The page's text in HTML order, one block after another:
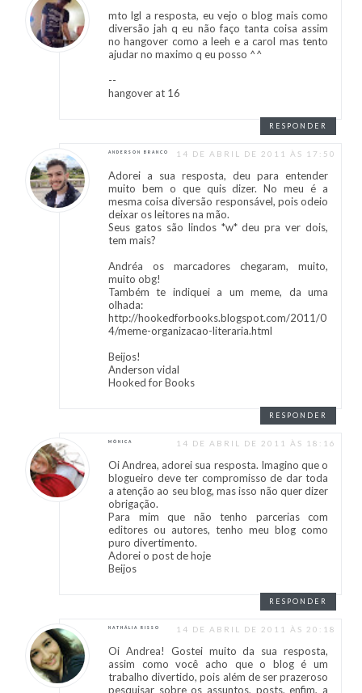
mto lgl a resposta, eu vejo o blog mais como
diversão jah q eu não faço tanta coisa assim
no hangover como a leeh e a carol mas tento
ajudar no maximo q eu posso ^^
--
hangover at 16
RESPONDER
ANDERSON BRANCO 14 DE ABRIL DE 2011 ÀS 17:50
Adorei a sua resposta, deu para entender
muito bem o que quis dizer. No meu é a
mesma coisa diversão responsável, pois odeio
deixar os leitores na mão.
Seus gatos são lindos *w* deu pra ver dois,
tem mais?
Andréa os marcadores chegaram, muito,
muito obg!
Também te indiquei a um meme, da uma
olhada:
http://hookedforbooks.blogspot.com/2011/0
4/meme-organizacao-literaria.html
Beijos!
Anderson vidal
Hooked for Books
RESPONDER
MÔNICA 14 DE ABRIL DE 2011 ÀS 18:16
Oi Andrea, adorei sua resposta. Imagino que o
blogueiro deve ter compromisso de dar toda
a atenção ao seu blog, mas isso não quer dizer
obrigação.
Para mim que não tenho parcerias com
editores ou autores, tenho meu blog como
puro divertimento.
Adorei o post de hoje
Beijos
RESPONDER
NATHÁLIA RISSO 14 DE ABRIL DE 2011 ÀS 20:18
Oi Andrea! Gostei muito da sua resposta,
assim como você acho que o blog é um
trabalho divertido, pois além de ser prazeroso
pesquisar sobre os assuntos, posts, enfim, a